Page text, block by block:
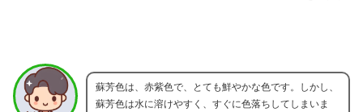
蘇芳色は、赤紫色で、とても鮮やかな色です。しかし、
蘇芳色は水に溶けやすく、すぐに色落ちしてしまいま